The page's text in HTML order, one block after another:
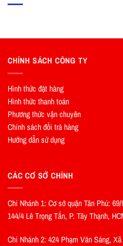
CHÍNH SÁCH CÔNG TY
Hình thức đặt hàng
Hình thức thanh toán
Phương thức vận chuyên
Chính sách đổi trả hàng
Hướng dẫn sử dụng
CÁC CƠ SỞ CHÍNH
Chi Nhánh 1: Cơ sở quận Tân Phú:
144/4 Lê Trọng Tấn, P. Tây Thạnh,
Chi Nhánh 2: 424 Phạm Văn Sáng,